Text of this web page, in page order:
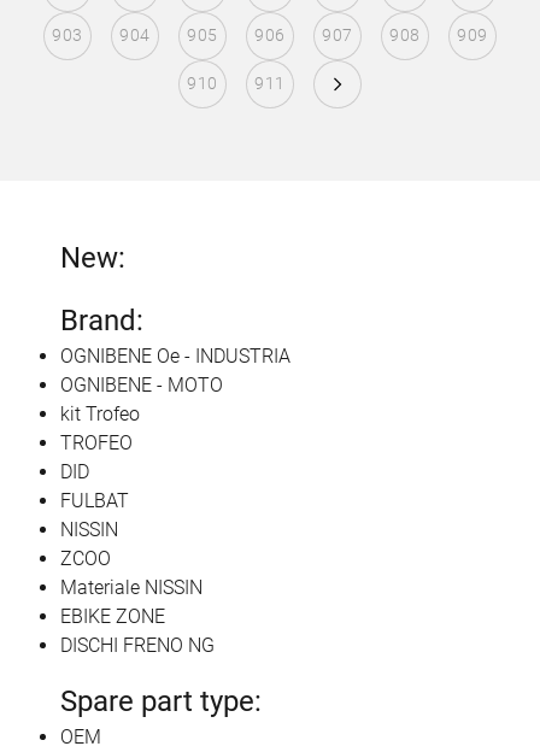
903 904 905 906 907 908 909
910 911
New:
Brand:
OGNIBENE Oe - INDUSTRIA
OGNIBENE - MOTO
kit Trofeo
TROFEO
DID
FULBAT
NISSIN
ZCOO
Materiale NISSIN
EBIKE ZONE
DISCHI FRENO NG
Spare part type:
OEM